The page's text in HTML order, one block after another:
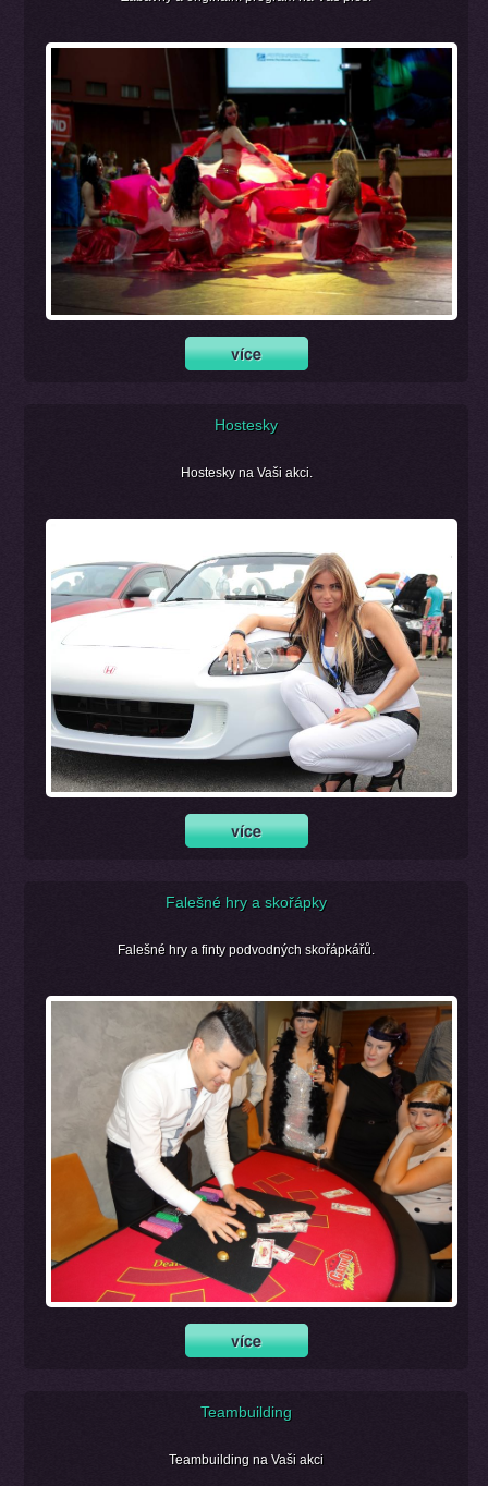
Hostesky
Hostesky na Vaši akci.
Falešné hry a skořápky
Falešné hry a finty podvodných skořápkářů.
Teambuilding
Teambuilding na Vaši akci